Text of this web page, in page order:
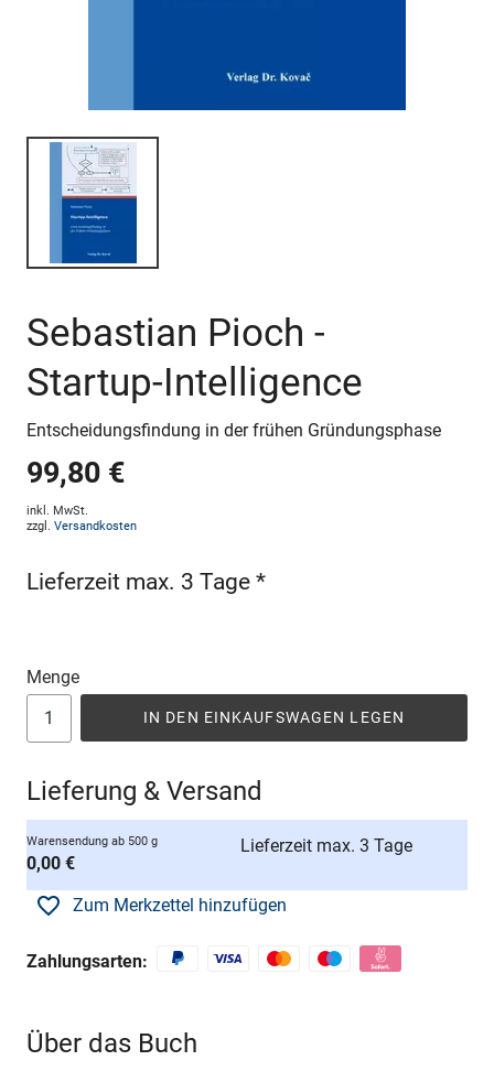
Sebastian Pioch -
Startup-Intelligence
Entscheidungsfindung in der frühen Gründungsphase
99,80 €
inkl. MwSt.
zzgl. Versandkosten
Lieferzeit max. 3 Tage *
Menge
IN DEN EINKAUFSWAGEN LEGEN
Lieferung & Versand
Warensendung ab 500 g
0,00 €
Lieferzeit max. 3 Tage
Zum Merkzettel hinzufügen
Zahlungsarten:
Über das Buch